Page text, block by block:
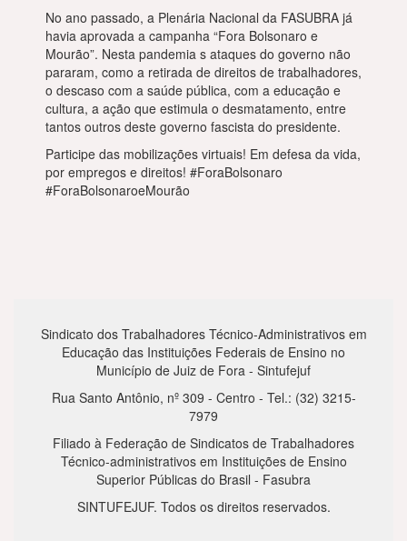
No ano passado, a Plenária Nacional da FASUBRA já
havia aprovada a campanha “Fora Bolsonaro e
Mourão”. Nesta pandemia s ataques do governo não
pararam, como a retirada de direitos de trabalhadores,
o descaso com a saúde pública, com a educação e
cultura, a ação que estimula o desmatamento, entre
tantos outros deste governo fascista do presidente.
Participe das mobilizações virtuais! Em defesa da vida,
por empregos e direitos! #ForaBolsonaro
#ForaBolsonaroeMourão
Sindicato dos Trabalhadores Técnico-Administrativos em
Educação das Instituições Federais de Ensino no
Município de Juiz de Fora - Sintufejuf
Rua Santo Antônio, nº 309 - Centro - Tel.: (32) 3215-
7979
Filiado à Federação de Sindicatos de Trabalhadores
Técnico-administrativos em Instituições de Ensino
Superior Públicas do Brasil - Fasubra
SINTUFEJUF. Todos os direitos reservados.